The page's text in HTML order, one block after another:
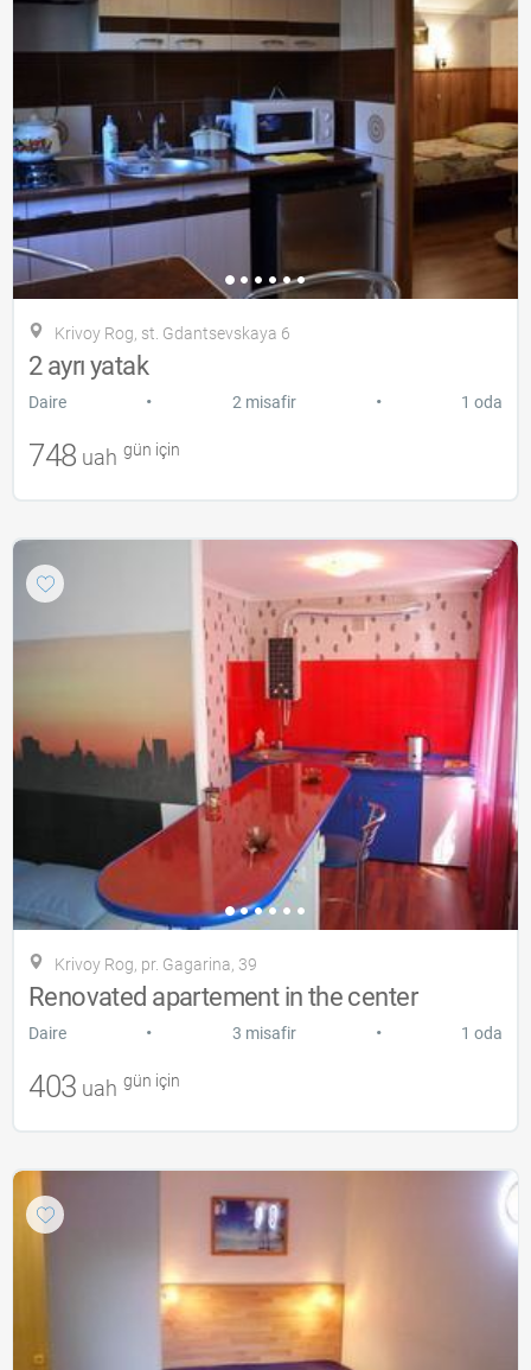
Krivoy Rog, st. Gdantsevskaya 6
2 ayrı yatak
Daire • 2 misafir • 1 oda
748 uah gün için
Krivoy Rog, pr. Gagarina, 39
Renovated apartement in the center
Daire • 3 misafir • 1 oda
403 uah gün için